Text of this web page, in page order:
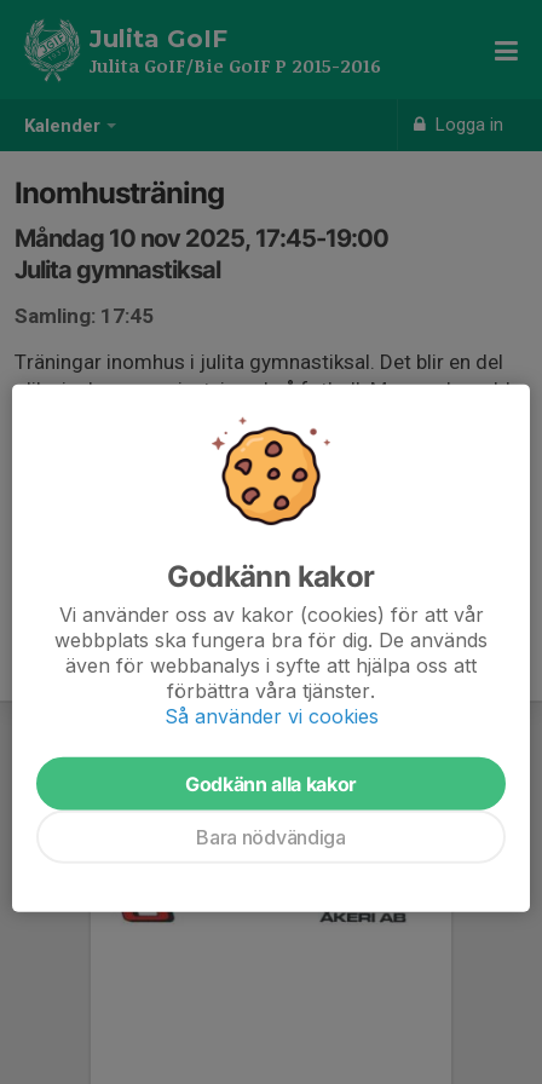
Kalender Logga in
Julita GoIF
Julita GoIF/Bie GoIF P 2015-2016
Inomhusträning
Måndag 10 nov 2025, 17:45-19:00
Julita gymnastiksal
Samling: 17:45
Träningar inomhus i julita gymnastiksal. Det blir en del
olika inslag men givetvis också fotboll. Mem va beredd
på överraskningar! Glöm inte inomhusskor med ljusa
sulor, vattenflaska och benskydd.
Godkänn kakor
Vi använder oss av kakor (cookies) för att vår
webbplats ska fungera bra för dig. De används
även för webbanalys i syfte att hjälpa oss att
förbättra våra tjänster.
Så använder vi cookies
Godkänn alla kakor
Bara nödvändiga